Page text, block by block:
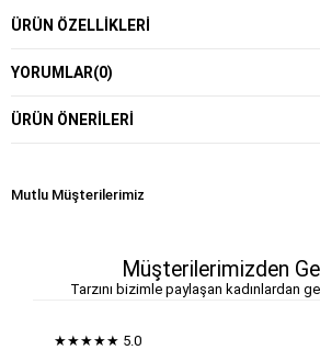
ÜRÜN ÖZELLIKLERI
YORUMLAR(0)
ÜRÜN ÖNERILERI
Mutlu Müşterilerimiz
Müşterilerimizden
Tarzını bizimle paylaşan kadınlardan
★★★★★ 5.0